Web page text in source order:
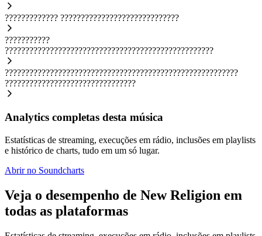
????????????? ?????????????????????????????
???????????
???????????????????????????????????????????????????
?????????????????????????????????????????????????????????
????????????????????????????????
Analytics completas desta música
Estatísticas de streaming, execuções em rádio, inclusões em playlists
e histórico de charts, tudo em um só lugar.
Abrir no Soundcharts
Veja o desempenho de New Religion em
todas as plataformas